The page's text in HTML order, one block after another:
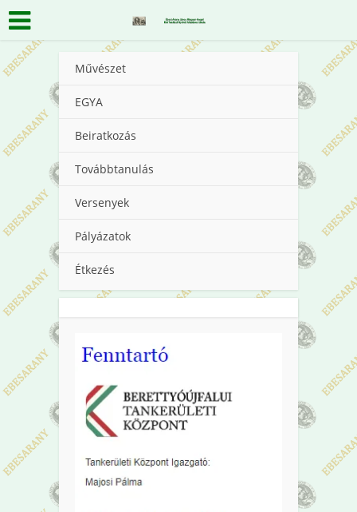
Művészet
EGYA
Beiratkozás
Továbbtanulás
Versenyek
Pályázatok
Étkezés